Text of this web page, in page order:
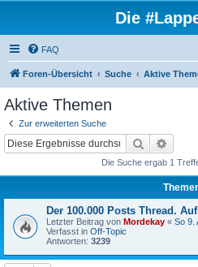
Die
FAQ
Foren-Übersicht Suche Aktive
Aktive Themen
Zur erweiterten Suche
Suche
Die Suche ergab 1
Der 100.000 Posts Thread.
Letzter Beitrag von Mordekay « So 9.
Verfasst in Off-Topic
Antworten: 3239